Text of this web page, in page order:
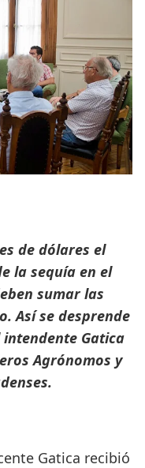
de dólares el
la sequía en el
sumar las
Así se desprende
Gatica
Agrónomos y
Gatica recibió